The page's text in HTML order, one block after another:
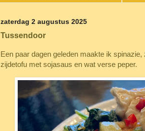
zaterdag 2 augustus 2025
Tussendoor
Een paar dagen geleden maakte ik
zijdetofu met sojasaus en wat verse peper.